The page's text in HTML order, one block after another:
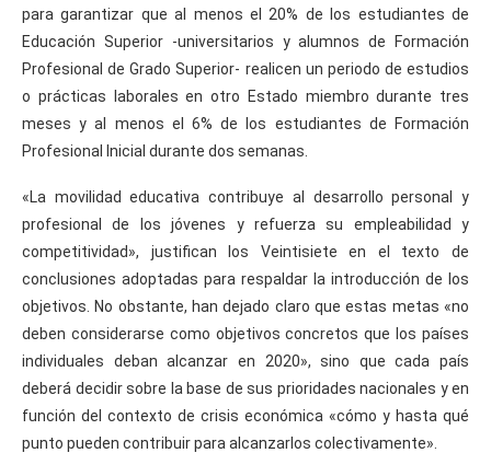
para garantizar que al menos el 20% de los estudiantes de
Educación Superior -universitarios y alumnos de Formación
Profesional de Grado Superior- realicen un periodo de estudios
o prácticas laborales en otro Estado miembro durante tres
meses y al menos el 6% de los estudiantes de Formación
Profesional Inicial durante dos semanas.
«La movilidad educativa contribuye al desarrollo personal y
profesional de los jóvenes y refuerza su empleabilidad y
competitividad», justifican los Veintisiete en el texto de
conclusiones adoptadas para respaldar la introducción de los
objetivos. No obstante, han dejado claro que estas metas «no
deben considerarse como objetivos concretos que los países
individuales deban alcanzar en 2020», sino que cada país
deberá decidir sobre la base de sus prioridades nacionales y en
función del contexto de crisis económica «cómo y hasta qué
punto pueden contribuir para alcanzarlos colectivamente».